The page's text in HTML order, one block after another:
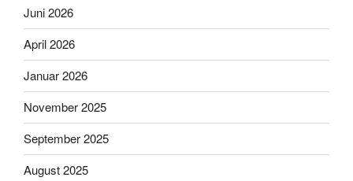
Juni 2026
April 2026
Januar 2026
November 2025
September 2025
August 2025